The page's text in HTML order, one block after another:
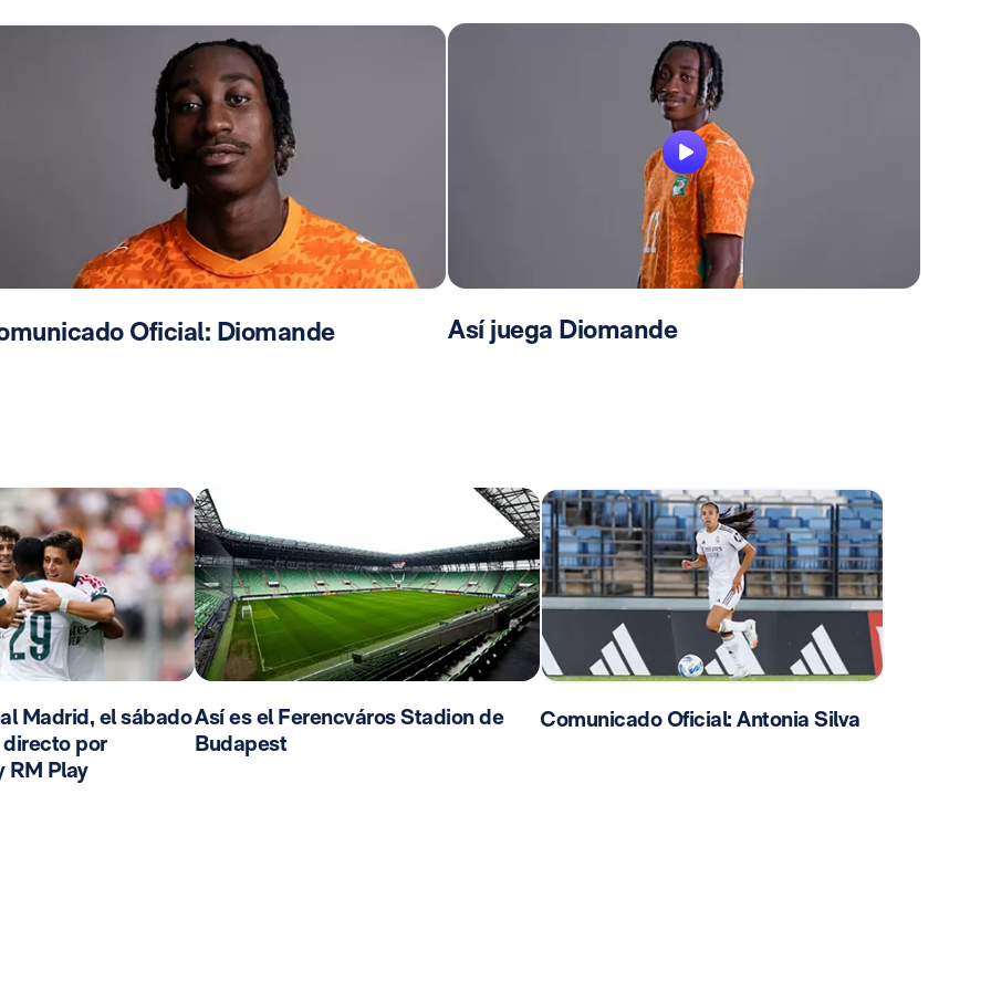
Oficial: Diomande Así juega Diomande
Madrid, el sábado
directo por
RM Play
Así es el Ferencváros Stadion de
Budapest
Comunicado Oficial: Antonia Silva